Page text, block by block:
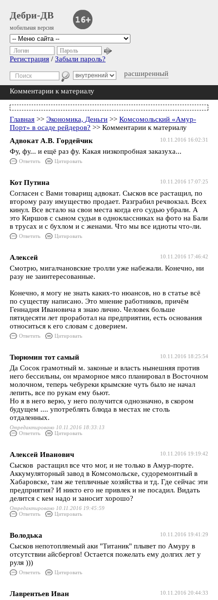
Дебри-ДВ
мобильная версия
расширенный
Логин Пароль
Регистрация / Забыли пароль?
Комментарии к материалу
Главная >> Экономика, Деньги >> Комсомольский «Амур-
Порт» в осаде рейдеров? >> Комментарии к материалу
10.11.2016 16:02:31
Адвокат А.В. Гордейчик
Фу, фу... и ещё раз фу. Какая низкопробная заказуха...
Ответить Цитировать
10.11.2016 17:07:25
Кот Путина
Согласен с Вами товарищ адвокат. Сысков все растащил, по
второму разу имущество продает. Разграбил речвокзал. Всех
кинул. Все встало на свои места когда его судью убрали. А
это Киршов с сыном судьи в одноклассниках на фото на Бали
в трусах и с бухлом и с женами. Что мы все идиоты что-ли.
Ответить Цитировать
10.11.2016 17:46:42
Алексей
Смотрю, мигалчановские тролли уже набежали. Конечно, ни
разу не заинтересованные.
Конечно, я могу не знать каких-то нюансов, но в статье всё
по существу написано. Это мнение работников, причём
Геннадия Ивановича я знаю лично. Человек больше
пятидесяти лет проработал на предприятии, есть основания
относиться к его словам с доверием.
Ответить Цитировать
10.11.2016 18:25:54
Тюрюмин тот самый
Да Сосок грамотный м. законые и власть нынешняя против
него бессильны, он мраморное мясо планировал в Восточном
молочном, теперь чебуреки крымские чуть было не начал
лепить, все по рукам ему бьют.
Но я в него верю, у него получится однозначно, в скором
будущем .... употреблять блюда в местах не столь
отдаленных.
Отредактировано 10.11.2016 18:33:13
Ответить
Цитировать
10.11.2016 19:19:42
Алексей Иванович
Сысков растащил все что мог, и не только в Амур-порте.
Аккумуляторный завод в Комсомольске, судоремонтный в
Хабаровске, там же тепличные хозяйства и тд. Где сейчас эти
предприятия? И никто его не привлек и не посадил. Видать
делится с кем надо и заносит хорошо?
Отредактировано 10.11.2016 19:45:59
Ответить
Цитировать
10.11.2016 19:41:29
Володька
Сысков непотопляемый аки "Титаник" плывет по Амуру в
отсутствии айсбергов! Остается пожелать ему долгих лет у
руля )))
Ответить Цитировать
10.11.2016 20:44:33
Лаврентьев Иван